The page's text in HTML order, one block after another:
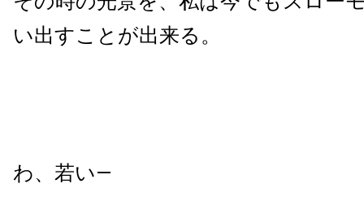
い出すことが出来る。
わ、若い—